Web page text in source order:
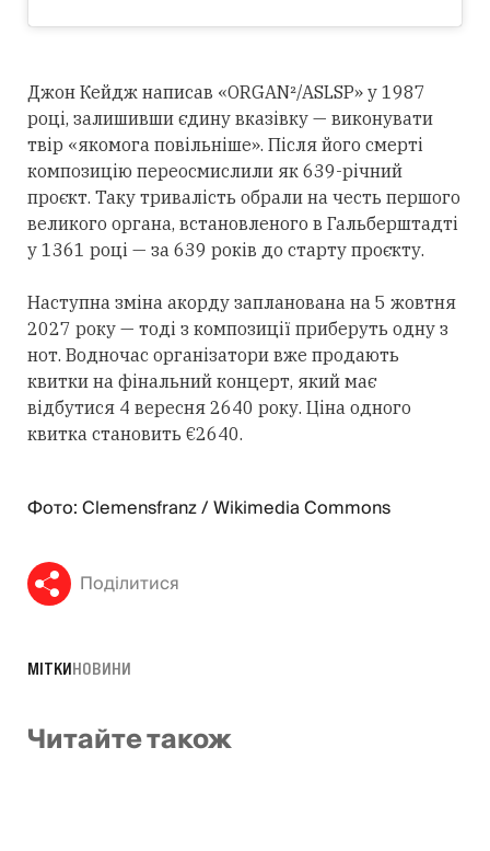
Джон Кейдж написав «ORGAN²/ASLSP» у 1987
році, залишивши єдину вказівку — виконувати
твір «якомога повільніше». Після його смерті
композицію переосмислили як 639-річний
проєкт. Таку тривалість обрали на честь першого
великого органа, встановленого в Гальберштадті
у 1361 році — за 639 років до старту проєкту.
Наступна зміна акорду запланована на 5 жовтня
2027 року — тоді з композиції приберуть одну з
нот. Водночас організатори вже продають
квитки на фінальний концерт, який має
відбутися 4 вересня 2640 року. Ціна одного
квитка становить €2640.
Фото: Clemensfranz / Wikimedia Commons
Поділитися
МІТКИНОВИНИ
Читайте також